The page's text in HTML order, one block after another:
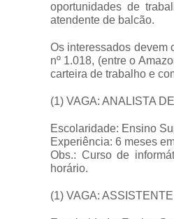
oportunidades de
atendente de balcão.
Os interessados devem
nº 1.018, (entre o
carteira de trabalho e
(1) VAGA: ANALISTA
Escolaridade: Ensino
Experiência: 6 meses
Obs.: Curso de
horário.
(1) VAGA: